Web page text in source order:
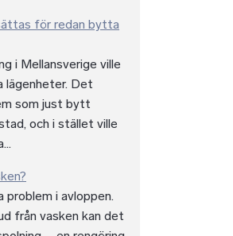
för redan bytta
i Mellansverige ville
lägenheter. Det
som just bytt
och i stället ville
i avloppen.
från vasken kan det